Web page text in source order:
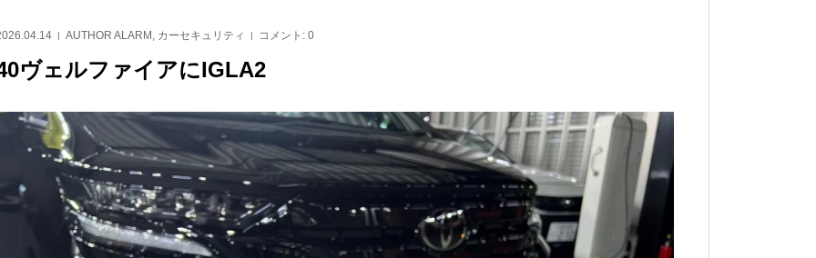
AUTHOR ALARM , カーセキュリティ コメント: 0
ヴェルファイアにIGLA2
ードにIGLA2 ハイエースにIGLA2 80ハリアーにZ-GUARD
LEXUS LX570 に IGLA・ステ
ンレススキャナー